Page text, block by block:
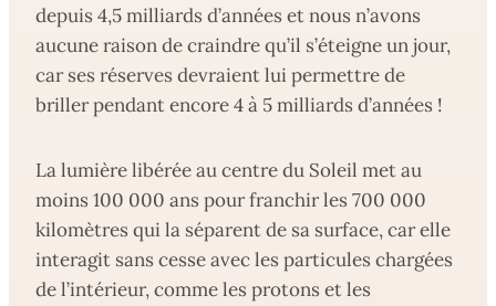
depuis 4,5 milliards d’années et nous n’avons
aucune raison de craindre qu’il s’éteigne un jour,
car ses réserves devraient lui permettre de
briller pendant encore 4 à 5 milliards d’années !
La lumière libérée au centre du Soleil met au
moins 100 000 ans pour franchir les 700 000
kilomètres qui la séparent de sa surface, car elle
interagit sans cesse avec les particules chargées
de l’intérieur, comme les protons et les